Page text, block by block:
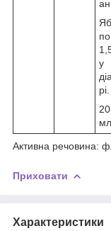
у
рі.
Активна речовина:
Приховати
Характеристики